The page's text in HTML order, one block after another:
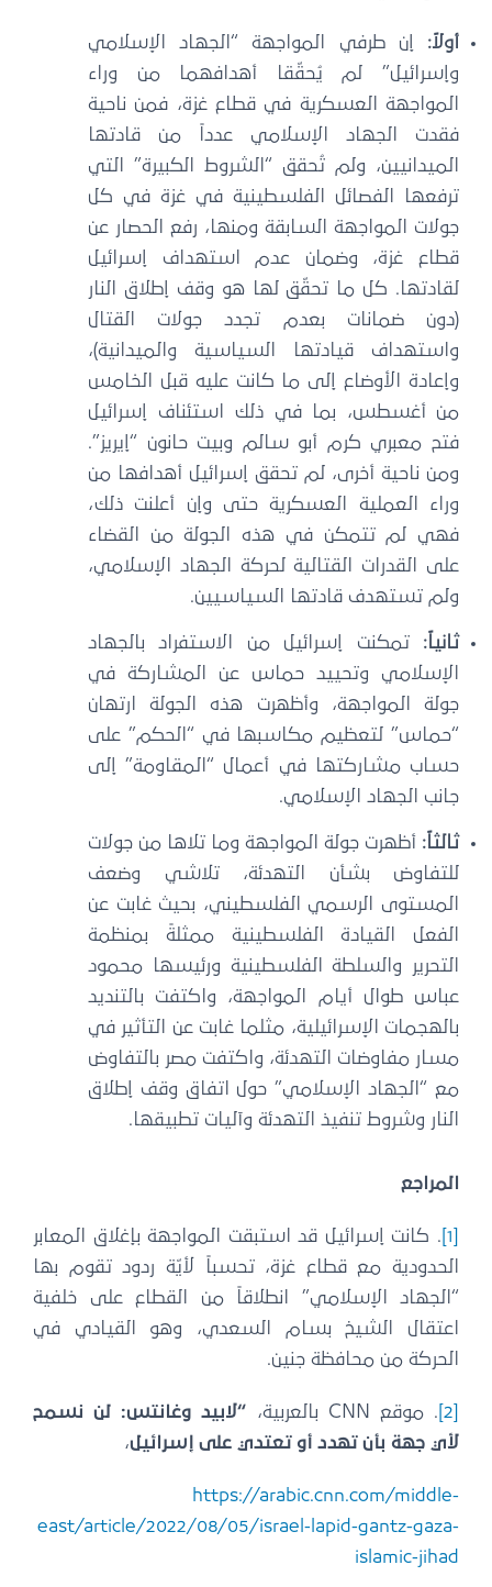
أولاً:
إن طرفي المواجهة “الجهاد الإسلامي
وإسرائيل” لم يُحقّقا أهدافهما من وراء
المواجهة العسكرية في قطاع غزة، فمن ناحية
فقدت الجهاد الإسلامي عدداً من قادتها
الميدانيين، ولم تُحقق “الشروط الكبيرة” التي
ترفعها الفصائل الفلسطينية في غزة في كل
جولات المواجهة السابقة ومنها، رفع الحصار عن
قطاع غزة، وضمان عدم استهداف إسرائيل
لقادتها. كل ما تحقّق لها هو وقف إطلاق النار
(دون ضمانات بعدم تجدد جولات القتال
واستهداف قيادتها السياسية والميدانية)،
وإعادة الأوضاع إلى ما كانت عليه قبل الخامس
من أغسطس، بما في ذلك استئناف إسرائيل
فتح معبري كرم أبو سالم وبيت حانون “إيريز”.
ومن ناحية أخرى، لم تحقق إسرائيل أهدافها من
وراء العملية العسكرية حتى وإن أعلنت ذلك،
فهي لم تتمكن في هذه الجولة من القضاء
على القدرات القتالية لحركة الجهاد الإسلامي،
ولم تستهدف قادتها السياسيين.
ثانياً:تمكنت إسرائيل من الاستفراد بالجهاد
الإسلامي وتحييد حماس عن المشاركة في
جولة المواجهة، وأظهرت هذه الجولة ارتهان
“حماس” لتعظيم مكاسبها في “الحكم” على
حساب مشاركتها في أعمال “المقاومة” إلى
جانب الجهاد الإسلامي.
ثالثاً:أظهرت جولة المواجهة وما تلاها من جولات
للتفاوض بشأن التهدئة، تلاشي وضعف
المستوى الرسمي الفلسطيني، بحيث غابت عن
الفعل القيادة الفلسطينية ممثلةً بمنظمة
التحرير والسلطة الفلسطينية ورئيسها محمود
عباس طوال أيام المواجهة، واكتفت بالتنديد
بالهجمات الإسرائيلية، مثلما غابت عن التأثير في
مسار مفاوضات التهدئة، واكتفت مصر بالتفاوض
مع “الجهاد الإسلامي” حول اتفاق وقف إطلاق
النار وشروط تنفيذ التهدئة وآليات تطبيقها.
المراجع
. كانت إسرائيل قد استبقت المواجهة بإغلاق المعابر
الحدودية مع قطاع غزة، تحسباً لأيّة ردود تقوم بها
“الجهاد الإسلامي” انطلاقاً من القطاع على خلفية
اعتقال الشيخ بسام السعدي، وهو القيادي في
الحركة من محافظة جنين.
. موقع CNN بالعربية،
“لابيد وغانتس: لن نسمح
لأي جهة بأن تهدد أو تعتدي على إسرائيل
https://arabic.cnn.com/middle-
east/article/2022/08/05/israel-lapid-gantz-gaza-
islamic-jihad